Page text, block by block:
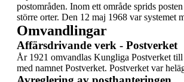
postområden. Inom ett område sprids
större orter. Den 12 maj 1968 var systemet
Omvandlingar
Affärsdrivande verk - Postverket
År 1921 omvandlas Kungliga Postverket till
med namnet Postverket. Postverket var